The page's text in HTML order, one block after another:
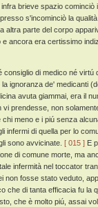
brieve spazio
s'incominciò la
altra parte del corpo
ancora era certissimo
consiglio di medico né
ignoranza de' medicanti
avuta giammai, era il
prendesse, non
meno e i piú senza
infermi di quella per lo
sono avvicinate. [ 015 ] E
di comune morte, ma
infermità nel toccator
non fosse stato veduto,
che di tanta efficacia fu la
che è molto piú, assai